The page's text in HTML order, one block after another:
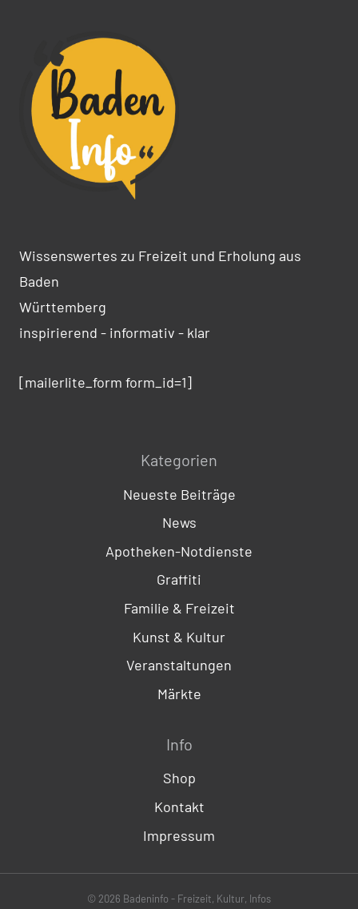
Wissenswertes zu Freizeit und Erholung aus
Baden
Württemberg
inspirierend - informativ - klar
[mailerlite_form form_id=1]
Kategorien
Neueste Beiträge
News
Apotheken-Notdienste
Graffiti
Familie & Freizeit
Kunst & Kultur
Veranstaltungen
Märkte
Info
Shop
Kontakt
Impressum
© 2026 Badeninfo - Freizeit, Kultur, Infos